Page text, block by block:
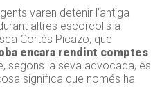
varen detenir l’antiga
altres escorcolls a
Cortés Picazo, que
encara rendint comptes
segons la seva advocada, es
significa que només ha